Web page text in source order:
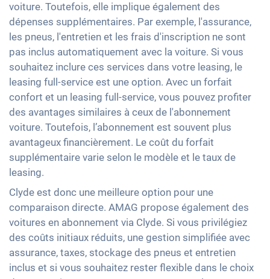
voiture. Toutefois, elle implique également des
dépenses supplémentaires. Par exemple, l'assurance,
les pneus, l'entretien et les frais d'inscription ne sont
pas inclus automatiquement avec la voiture. Si vous
souhaitez inclure ces services dans votre leasing, le
leasing full-service est une option. Avec un forfait
confort et un leasing full-service, vous pouvez profiter
des avantages similaires à ceux de l'abonnement
voiture. Toutefois, l’abonnement est souvent plus
avantageux financièrement. Le coût du forfait
supplémentaire varie selon le modèle et le taux de
leasing.
Clyde est donc une meilleure option pour une
comparaison directe. AMAG propose également des
voitures en abonnement via Clyde. Si vous privilégiez
des coûts initiaux réduits, une gestion simplifiée avec
assurance, taxes, stockage des pneus et entretien
inclus et si vous souhaitez rester flexible dans le choix